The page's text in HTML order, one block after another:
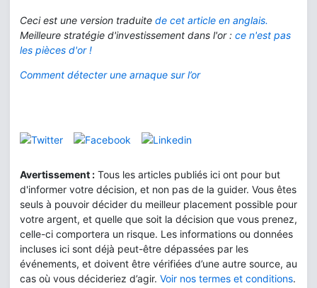
Ceci est une version traduite de cet article en anglais.
Meilleure stratégie d'investissement dans l'or : ce n'est pas
les pièces d'or !
Comment détecter une arnaque sur l’or
Avertissement : Tous les articles publiés ici ont pour but
d'informer votre décision, et non pas de la guider. Vous êtes
seuls à pouvoir décider du meilleur placement possible pour
votre argent, et quelle que soit la décision que vous prenez,
celle-ci comportera un risque. Les informations ou données
incluses ici sont déjà peut-être dépassées par les
événements, et doivent être vérifiées d’une autre source, au
cas où vous décideriez d’agir. Voir nos termes et conditions.